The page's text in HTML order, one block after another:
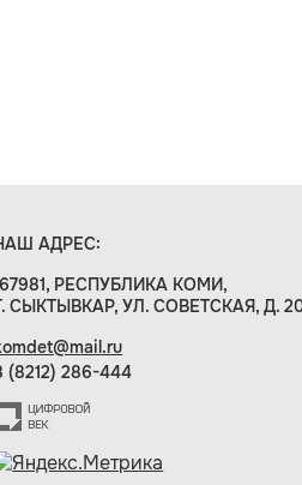
АДРЕС:
РЕСПУБЛИКА КОМИ,
СЫКТЫВКАР, УЛ. СОВЕТСКАЯ, Д.
(8212) 286-444